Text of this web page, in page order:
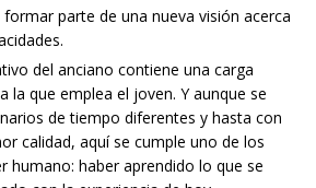
parte de una nueva visión acerca
del anciano contiene una carga
la que emplea el joven. Y aunque se
de tiempo diferentes y hasta con
calidad, aquí se cumple uno de los
humano: haber aprendido lo que se